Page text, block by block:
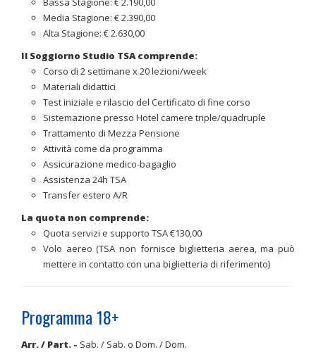
Media Stagione: € 2.390,00
Alta Stagione: € 2.630,00
Il Soggiorno Studio TSA comprende:
Corso di 2 settimane x 20 lezioni/week
Materiali didattici
Test iniziale e rilascio del Certificato di fine corso
Sistemazione presso Hotel camere triple/quadruple
Trattamento di Mezza Pensione
Attività come da programma
Assicurazione medico-bagaglio
Assistenza 24h TSA
Transfer estero A/R
La quota non comprende:
Quota servizi e supporto TSA €130,00
Volo aereo (TSA non fornisce biglietteria aerea, ma può
mettere in contatto con una biglietteria di riferimento)
Programma 18+
Arr. / Part. - Sab. / Sab. o Dom. / Dom.